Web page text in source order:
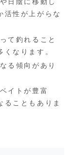
活性が上がらな
て釣れること
なります。
る傾向があり
イトが豊富
ることもありま